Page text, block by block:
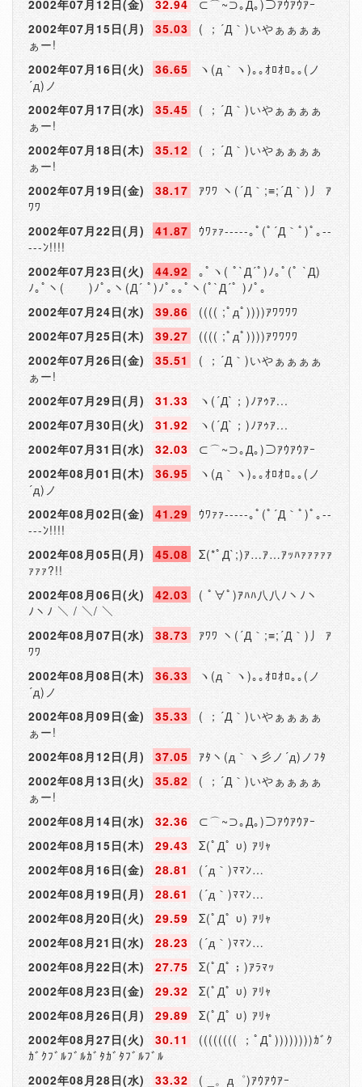
2002年07月12日(金) 32.94
⊂⌒~⊃｡Д｡)⊃ｱｳｱｳｱｰ
2002年07月15日(月)
35.03
( ；´Д｀)いやぁぁぁぁ
ぁー!
2002年07月16日(火)
36.65
ヽ(д｀ヽ)｡｡ｵﾛｵﾛ｡｡(ノ
´д)ノ
2002年07月17日(水)
35.45
( ；´Д｀)いやぁぁぁぁ
ぁー!
2002年07月18日(木)
35.12
( ；´Д｀)いやぁぁぁぁ
ぁー!
2002年07月19日(金)
38.17
ｱﾜﾜ ヽ(´Д｀;≡;´Д｀)丿 ｱ
ﾜﾜ
2002年07月22日(月)
41.87
ｳﾜｧｧ-----｡ﾟ(ﾟ´Д｀ﾟ)ﾟ｡--
---ﾝ!!!!
2002年07月23日(火)
44.92
｡ﾟヽ( ﾟ`Д´ﾟ)ﾉ｡ﾟ(ﾟ `Д)
ﾉ｡ﾟヽ( )ﾉﾟ｡ヽ(Д´ ﾟ)ﾉﾟ｡｡ﾟヽ(ﾟ`Д´ﾟ )ﾉﾟ｡
2002年07月24日(水)
39.86
(((( ;ﾟдﾟ))))ｱﾜﾜﾜﾜ
2002年07月25日(木)
39.27
(((( ;ﾟдﾟ))))ｱﾜﾜﾜﾜ
2002年07月26日(金)
35.51
( ；´Д｀)いやぁぁぁぁ
ぁー!
2002年07月29日(月)
31.33
ヽ(´Д`；)ﾉｱｩｱ...
2002年07月30日(火)
31.92
ヽ(´Д`；)ﾉｱｩｱ...
2002年07月31日(水)
32.03
⊂⌒~⊃｡Д｡)⊃ｱｳｱｳｱｰ
2002年08月01日(木)
36.95
ヽ(д｀ヽ)｡｡ｵﾛｵﾛ｡｡(ノ
´д)ノ
2002年08月02日(金)
41.29
ｳﾜｧｧ-----｡ﾟ(ﾟ´Д｀ﾟ)ﾟ｡--
---ﾝ!!!!
2002年08月05日(月)
45.08
Σ(*ﾟД`;)ｱ…ｱ…ｱｯﾊｧｧｧｧｧ
ｧｧｧ?!!
2002年08月06日(火)
42.03
( ﾟ∀ﾟ)ｱﾊﾊ八八ﾉヽﾉヽ
ﾉヽﾉ ＼ / ＼/ ＼
2002年08月07日(水)
38.73
ｱﾜﾜ ヽ(´Д｀;≡;´Д｀)丿 ｱ
ﾜﾜ
2002年08月08日(木)
36.33
ヽ(д｀ヽ)｡｡ｵﾛｵﾛ｡｡(ノ
´д)ノ
2002年08月09日(金)
35.33
( ；´Д｀)いやぁぁぁぁ
ぁー!
2002年08月12日(月)
37.05
ｱﾀヽ(д｀ヽ彡ノ´д)ノﾌﾀ
2002年08月13日(火)
35.82
( ；´Д｀)いやぁぁぁぁ
ぁー!
2002年08月14日(水)
32.36
⊂⌒~⊃｡Д｡)⊃ｱｳｱｳｱｰ
2002年08月15日(木)
29.43
Σ(ﾟДﾟ υ) ｱﾘｬ
2002年08月16日(金)
28.81
(´д｀)ﾏﾏﾝ…
2002年08月19日(月)
28.61
(´д｀)ﾏﾏﾝ…
2002年08月20日(火)
29.59
Σ(ﾟДﾟ υ) ｱﾘｬ
2002年08月21日(水)
28.23
(´д｀)ﾏﾏﾝ…
2002年08月22日(木)
27.75
Σ(ﾟДﾟ；)ｱﾗﾏｯ
2002年08月23日(金)
29.32
Σ(ﾟДﾟ υ) ｱﾘｬ
2002年08月26日(月)
29.89
Σ(ﾟДﾟ υ) ｱﾘｬ
2002年08月27日(火)
30.11
(((((((( ；ﾟДﾟ))))))))ｶﾞｸ
ｶﾞｸﾌﾞﾙﾌﾞﾙｶﾞﾀｶﾞﾀﾌﾞﾙﾌﾞﾙ
2002年08月28日(水)
33.32 ( _。д゜)ｱｳｱｳｱｰ